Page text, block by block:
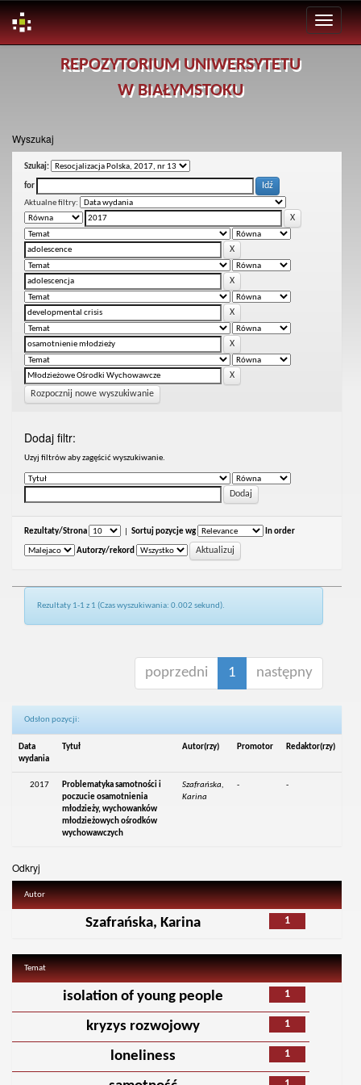
REPOZYTORIUM UNIWERSYTETU
W BIAŁYMSTOKU
Wyszukaj
Szukaj:
for
Aktualne filtry:
Rozpocznij nowe wyszukiwanie
Dodaj filtr:
Uzyj filtrów aby zagęścić wyszukiwanie.
Rezultaty/Strona Sortuj pozycje wg In order
Autorzy/rekord
Rezultaty 1-1 z 1 (Czas wyszukiwania: 0.002 sekund).
poprzedni 1 następny
Odsłon pozycji:
Data
wydania
Tytuł Autor(rzy) Promotor Redaktor(rzy)
2017
Problematyka samotności i
poczucie osamotnienia
młodzieży, wychowanków
młodzieżowych ośrodków
wychowawczych
Szafrańska,
Karina
- -
Odkryj
Autor
1
Szafrańska, Karina
Temat
1
isolation of young people
1
kryzys rozwojowy
1
loneliness